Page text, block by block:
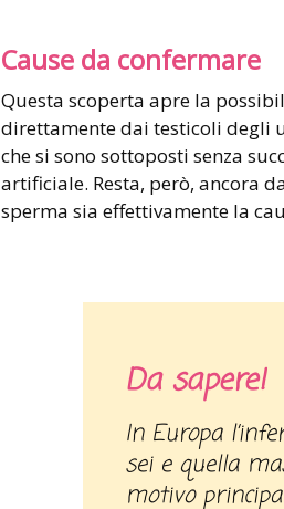
Cause da confermare
Questa scoperta apre la
direttamente dai testicoli degli
che si sono sottoposti senza
artificiale. Resta, però, ancora
sperma sia effettivamente la
Da sapere!
In Europa l’infertilità riguarda una coppia su
sei e quella
motivo